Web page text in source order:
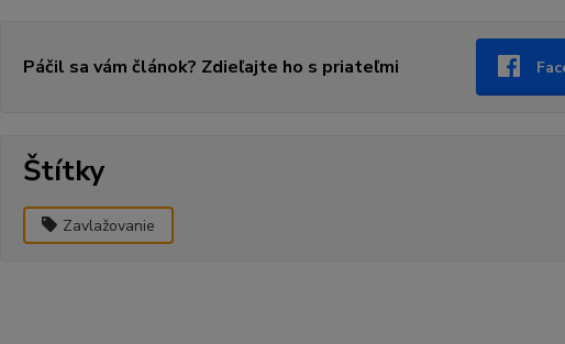
Páčil sa vám článok? Zdieľajte ho s priateľmi
Štítky
Zavlažovanie